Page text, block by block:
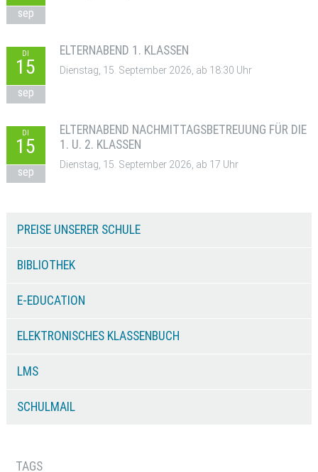
sep
DI
15
sep
ELTERNABEND 1. KLASSEN
Dienstag, 15. September 2026, ab 18:30 Uhr
DI
15
sep
ELTERNABEND NACHMITTAGSBETREUUNG FÜR DIE
1. U. 2. KLASSEN
Dienstag, 15. September 2026, ab 17 Uhr
PREISE UNSERER SCHULE
BIBLIOTHEK
E-EDUCATION
ELEKTRONISCHES KLASSENBUCH
LMS
SCHULMAIL
TAGS